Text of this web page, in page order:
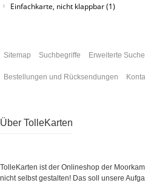
Einfachkarte, nicht klappbar(1)
Sitemap Suchbegriffe Erweiterte Suche
Bestellungen und Rücksendungen
Über TolleKarten
TolleKarten ist der Onlineshop der
nicht selbst gestalten! Das soll unsere